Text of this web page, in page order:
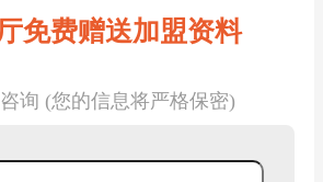
免费赠送加盟资料
询 (您的信息将严格保密)